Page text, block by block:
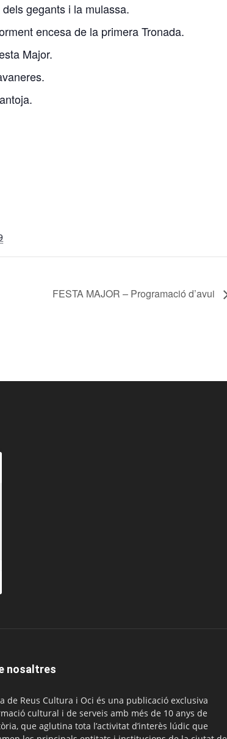
gegants i la mulassa.
encesa de la primera Tronada.
Major.
FESTA MAJOR – Programació d’avui
nosaltres
de Reus Cultura i Oci és una publicació exclusiva
cultural i de serveis amb més de 10 anys de
que aglutina tota l’activitat d’interès lúdic que